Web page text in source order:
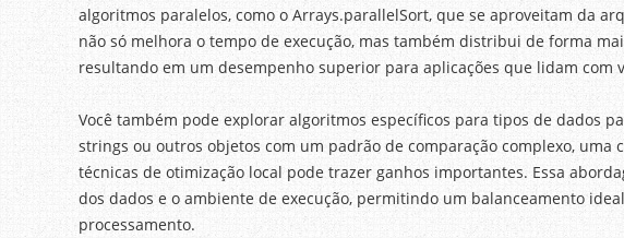
algoritmos paralelos, como o Arrays.parallelSort, que se aproveitam da
não só melhora o tempo de execução, mas também distribui de forma
resultando em um desempenho superior para aplicações que lidam com
Você também pode explorar algoritmos específicos para tipos de dados
strings ou outros objetos com um padrão de comparação complexo,
técnicas de otimização local pode trazer ganhos importantes. Essa
dos dados e o ambiente de execução, permitindo um balanceamento
processamento.